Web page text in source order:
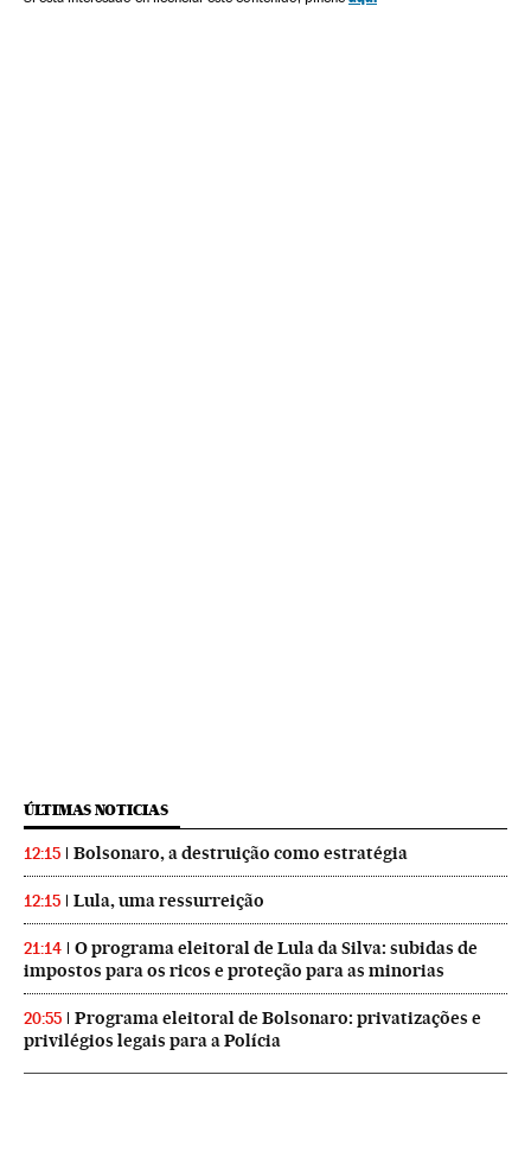
ÚLTIMAS NOTICIAS
12:15 Bolsonaro, a destruição como estratégia
12:15 Lula, uma ressurreição
21:14
O programa eleitoral de Lula da Silva: subidas de
impostos para os ricos e proteção para as minorias
20:55
Programa eleitoral de Bolsonaro: privatizações e
privilégios legais para a Polícia